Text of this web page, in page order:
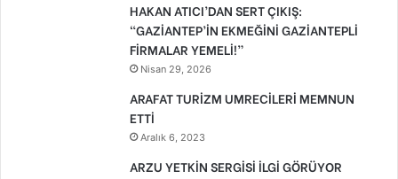
HAKAN ATICI’DAN SERT ÇIKIŞ:
“GAZİANTEP’İN EKMEĞİNİ GAZİANTEPLİ
FİRMALAR YEMELİ!”
Nisan 29, 2026
ARAFAT TURİZM UMRECİLERİ MEMNUN
ETTİ
Aralık 6, 2023
ARZU YETKİN SERGİSİ İLGİ GÖRÜYOR